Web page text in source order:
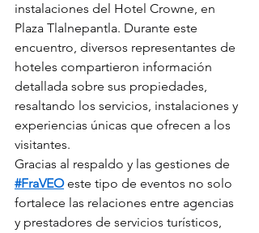
instalaciones del Hotel Crowne, en
Plaza Tlalnepantla. Durante este
encuentro, diversos representantes de
hoteles compartieron información
detallada sobre sus propiedades,
resaltando los servicios, instalaciones y
experiencias únicas que ofrecen a los
visitantes.
Gracias al respaldo y las gestiones de
#FraVEO este tipo de eventos no solo
fortalece las relaciones entre agencias
y prestadores de servicios turísticos,